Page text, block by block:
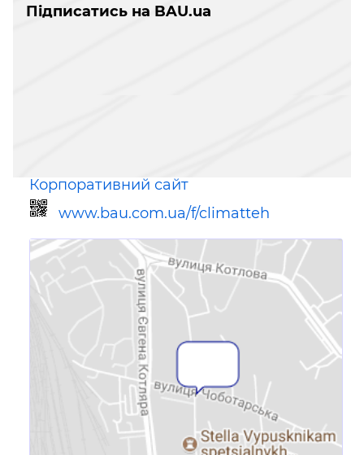
Підписатись на BAU.ua
Корпоративний сайт
www.bau.com.ua/f/climatteh
Посилання для мобільних